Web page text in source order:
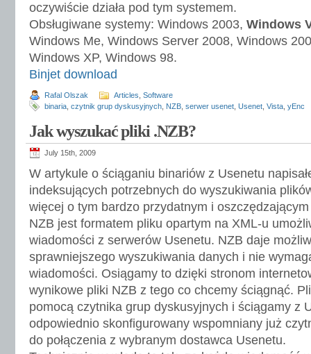
oczywiście działa pod tym systemem.
Obsługiwane systemy: Windows 2003, Windows
Windows Me, Windows Server 2008, Windows
Windows XP, Windows 98.
Binjet download
Rafal Olszak Articles Software
binaria czytnik grup dyskusyjnych NZB serwer usenet Usenet Vista yEnc
Jak wyszukać pliki .NZB?
July 15th, 2009
W artykule o ściąganiu binariów z Usenetu
indeksujących potrzebnych do wyszukiwania
więcej o tym bardzo przydatnym i
NZB jest formatem pliku opartym na XML-u
wiadomości z serwerów Usenetu. NZB daje
sprawniejszego wyszukiwania danych i nie
wiadomości. Osiągamy to dzięki stronom
wynikowe pliki NZB z tego co chcemy ściągnąć.
pomocą czytnika grup dyskusyjnych i ściągamy z
odpowiednio skonfigurowany wspomniany już
do połączenia z wybranym dostawca Usenetu.